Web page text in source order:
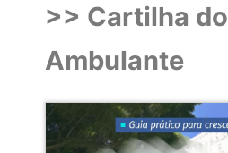
>> Cartilha do
Ambulante